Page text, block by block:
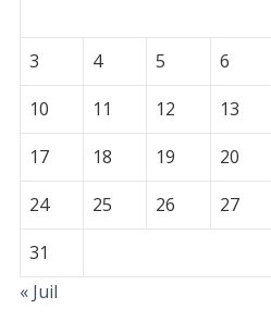
3
4 5 6
10
11 12 13
17
18 19 20
24
25 26 27
31
« Juil